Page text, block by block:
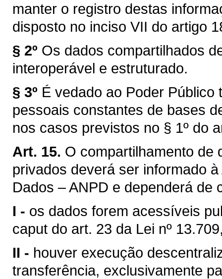
manter o registro destas
disposto no inciso VII do artigo
§ 2º Os dados compartilhados
interoperável e estruturado.
§ 3º É vedado ao Poder
pessoais constantes de bases
nos casos previstos no § 1º do
Art. 15. O compartilhamento de
privados deverá ser informado
Dados – ANPD e dependerá de
I - os dados forem acessíveis
caput do art. 23 da Lei nº
II - houver execução
transferência, exclusivamente